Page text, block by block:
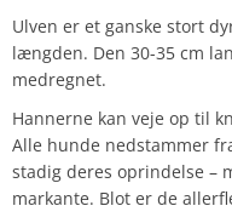
Ulven er et ganske stort
længden. Den 30-35 cm
medregnet.
Hannerne kan veje op til
Alle hunde nedstammer
stadig deres oprindelse –
markante. Blot er de